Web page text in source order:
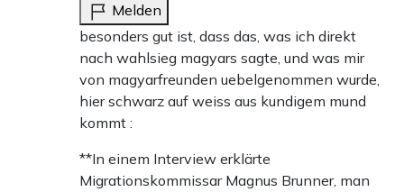
Melden
besonders gut ist, dass das, was ich direkt
nach wahlsieg magyars sagte, und was mir
von magyarfreunden uebelgenommen wurde,
hier schwarz auf weiss aus kundigem mund
kommt :
**In einem Interview erklärte
Migrationskommissar Magnus Brunner, man